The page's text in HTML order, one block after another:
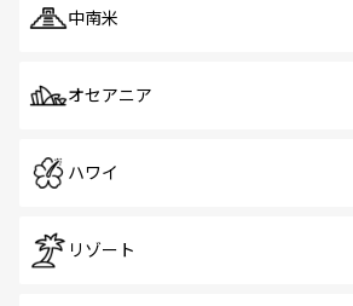
中南米
オセアニア
ハワイ
リゾート